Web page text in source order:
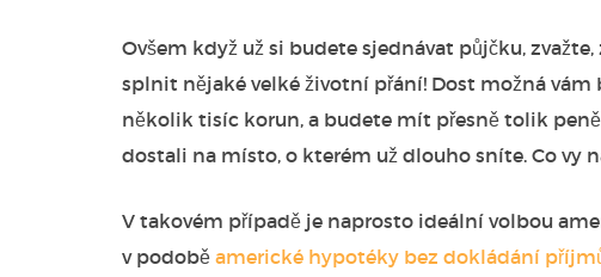
Ovšem když už si budete sjednávat půjčku,
splnit nějaké velké životní přání! Dost možná
několik tisíc korun, a budete mít přesně tolik
dostali na místo, o kterém už dlouho sníte. Co vy
V takovém případě je naprosto ideální volbou
v podobě americké hypotéky bez dokládání